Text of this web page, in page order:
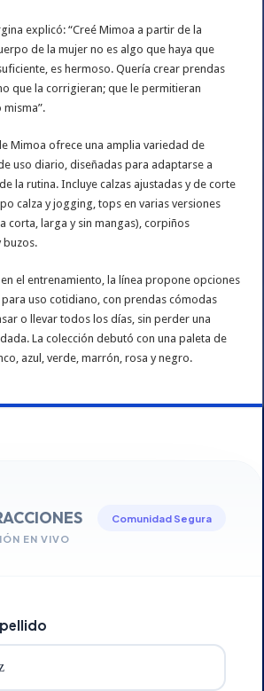
explicó: “Creé Mimoa a partir de la
de la mujer no es algo que haya que
es hermoso. Quería crear prendas
que la corrigieran; que le permitieran
Mimoa ofrece una amplia variedad de
uso diario, diseñadas para adaptarse a
la rutina. Incluye calzas ajustadas y de corte
calza y jogging, tops en varias versiones
corta, larga y sin mangas), corpiños
buzos.
el entrenamiento, la línea propone opciones
uso cotidiano, con prendas cómodas
o llevar todos los días, sin perder una
La colección debutó con una paleta de
azul, verde, marrón, rosa y negro.
EN VIVO
Comunidad Segura